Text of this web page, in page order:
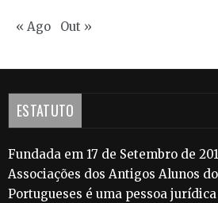
« Ago Out »
ESTATUTO
Fundada em 17 de Setembro de
Associações dos Antigos Alunos
Portugueses é uma pessoa